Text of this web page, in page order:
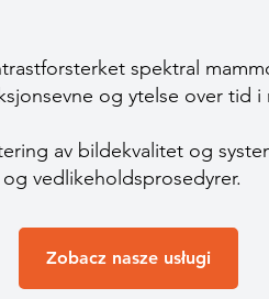
spektral
og ytelse over tid
av bildekvalitet og
vedlikeholdsprosedyrer.
Zobacz nasze usługi